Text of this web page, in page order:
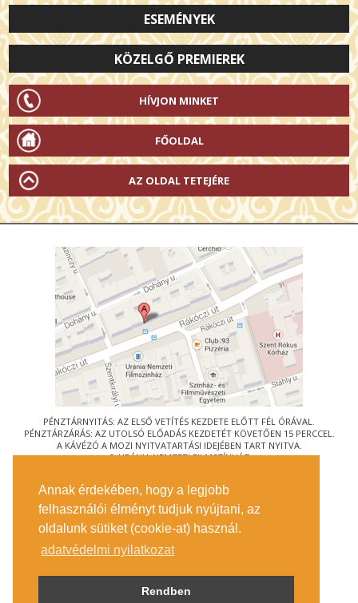
Annak érdekében, hogy a legjobb
felhasználói élményt tudjuk nyújtani, az
oldalunk sütiket (cookie-at) használ.
adatvédelmi nyilatkozat
Rendben
ESEMÉNYEK
KÖZELGŐ PREMIEREK
HÍVJON MINKET
FŐOLDAL
AZ OLDAL TETEJÉRE
PÉNZTÁRNYITÁS: AZ ELSŐ VETÍTÉS KEZDETE ELŐTT FÉL ÓRÁVAL.
PÉNZTÁRZÁRÁS: AZ UTOLSÓ ELŐADÁS KEZDETÉT KÖVETŐEN 15 PERCCEL.
A KÁVÉZÓ A MOZI NYITVATARTÁSI IDEJÉBEN TART NYITVA.
© URÁNIA NEMZETI FILMSZÍNHÁZ
1088 BUDAPEST, RÁKÓCZI ÚT 21.
MEGKÖZELÍTÉS
JEGYINFORMÁCIÓ
ÍRJON NEKÜNK!
KÖZÉRDEKŰ ADATOK